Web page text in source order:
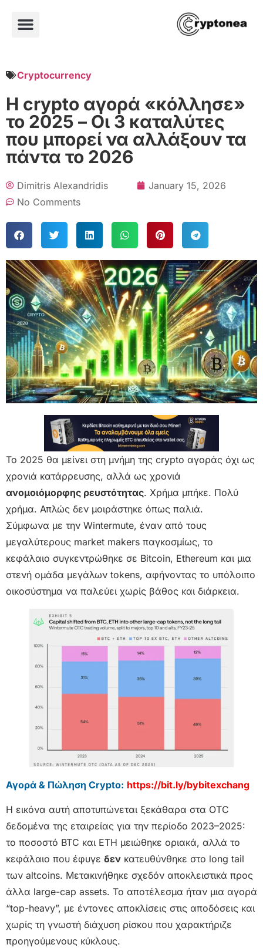
Cryptocurrency
Η crypto αγορά «κόλλησε»
το 2025 – Οι 3 καταλύτες
που μπορεί να αλλάξουν τα
πάντα το 2026
Dimitris Alexandridis
January 15, 2026
No Comments
Το 2025 θα μείνει στη μνήμη της crypto αγοράς όχι ως
χρονιά κατάρρευσης, αλλά ως χρονιά
ανομοιόμορφης ρευστότητας. Χρήμα μπήκε. Πολύ
χρήμα. Απλώς δεν μοιράστηκε όπως παλιά.
Σύμφωνα με την Wintermute, έναν από τους
μεγαλύτερους market makers παγκοσμίως, το
κεφάλαιο συγκεντρώθηκε σε Bitcoin, Ethereum και μια
στενή ομάδα μεγάλων tokens, αφήνοντας το υπόλοιπο
οικοσύστημα να παλεύει χωρίς βάθος και διάρκεια.
Αγορά & Πώληση Crypto: https://bit.ly/bybitexchang
Η εικόνα αυτή αποτυπώνεται ξεκάθαρα στα OTC
δεδομένα της εταιρείας για την περίοδο 2023–2025:
το ποσοστό BTC και ETH μειώθηκε οριακά, αλλά το
κεφάλαιο που έφυγε δεν κατευθύνθηκε στο long tail
των altcoins. Μετακινήθηκε σχεδόν αποκλειστικά προς
άλλα large-cap assets. Το αποτέλεσμα ήταν μια αγορά
“top-heavy”, με έντονες αποκλίσεις στις αποδόσεις και
χωρίς τη γνωστή διάχυση ρίσκου που χαρακτήριζε
προηγούμενους κύκλους.